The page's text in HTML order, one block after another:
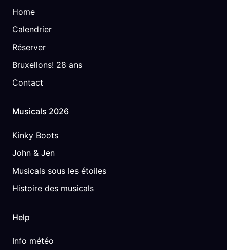
Home
Calendrier
Réserver
Bruxellons! 28 ans
Contact
Musicals 2026
Kinky Boots
John & Jen
Musicals sous les étoiles
Histoire des musicals
Help
Info météo